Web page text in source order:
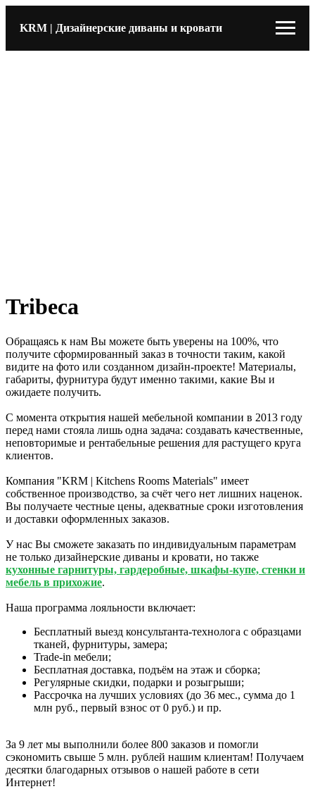
KRM | Дизайнерские диваны и кровати
Tribeca
Обращаясь к нам Вы можете быть уверены на 100%, что
получите сформированный заказ в точности таким, какой
видите на фото или созданном дизайн-проекте! Материалы,
габариты, фурнитура будут именно такими, какие Вы и
ожидаете получить.
С момента открытия нашей мебельной компании в 2013 году
перед нами стояла лишь одна задача: создавать качественные,
неповторимые и рентабельные решения для растущего круга
клиентов.
Компания "KRM | Kitchens Rooms Materials" имеет
собственное производство, за счёт чего нет лишних наценок.
Вы получаете честные цены, адекватные сроки изготовления
и доставки оформленных заказов.
У нас Вы сможете заказать по индивидуальным параметрам
не только дизайнерские диваны и кровати, но также
кухонные гарнитуры, гардеробные, шкафы-купе, стенки и
мебель в прихожие.
Наша программа лояльности включает:
Бесплатный выезд консультанта-технолога с образцами
тканей, фурнитуры, замера;
Trade-in мебели;
Бесплатная доставка, подъём на этаж и сборка;
Регулярные скидки, подарки и розыгрыши;
Рассрочка на лучших условиях (до 36 мес., сумма до 1
млн руб., первый взнос от 0 руб.) и пр.
За 9 лет мы выполнили более 800 заказов и помогли
сэкономить свыше 5 млн. рублей нашим клиентам! Получаем
десятки благодарных отзывов о нашей работе в сети
Интернет!